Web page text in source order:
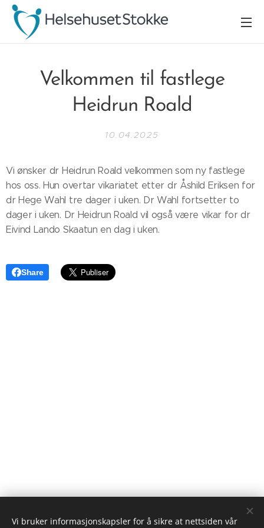
Velkommen til fastlege
Heidrun Roald
10.04.2025
Vi ønsker dr Heidrun Roald velkommen som ny fastlege
hos oss. Hun overtar vikariatet etter dr Åshild Eriksen for
dr Hege Wahl tre dager i uken. Dr Wahl fortsetter to
dager i uken. Dr Heidrun Roald vil også være vikar for dr
Eivind Lando Skaatun en dag i uken.
Share
Vi bruker informasjonskapsler for å sikre at nettsiden vår